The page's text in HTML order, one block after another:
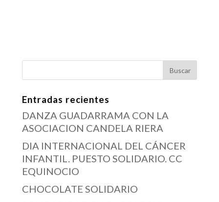
Entradas recientes
DANZA GUADARRAMA CON LA
ASOCIACION CANDELA RIERA
DIA INTERNACIONAL DEL CÁNCER
INFANTIL. PUESTO SOLIDARIO. CC
EQUINOCIO
CHOCOLATE SOLIDARIO